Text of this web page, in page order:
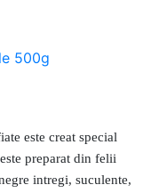
500g
este creat special
preparat din felii
intregi, suculente,